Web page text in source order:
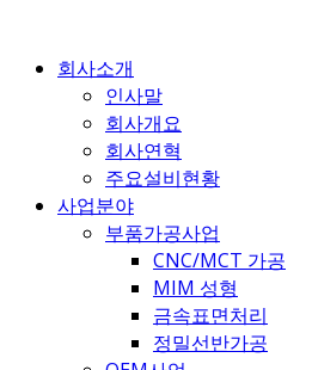
회사소개
인사말
회사개요
회사연혁
주요설비현황
사업분야
부품가공사업
CNC/MCT 가공
MIM 성형
금속표면처리
정밀선반가공